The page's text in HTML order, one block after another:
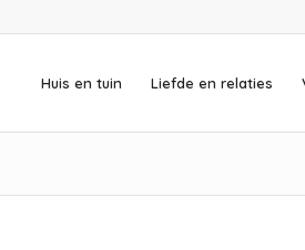
Huis en tuin Liefde en relaties